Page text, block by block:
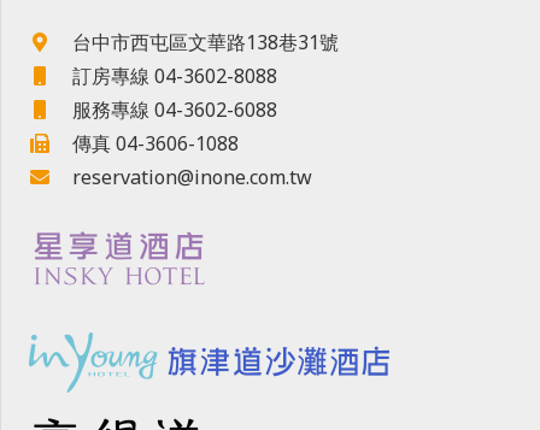
台中市西屯區文華路138巷31號
訂房專線 04-3602-8088
服務專線 04-3602-6088
傳真 04-3606-1088
reservation@inone.com.tw